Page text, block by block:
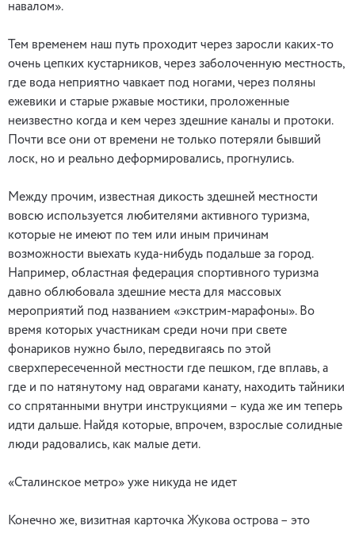
навалом».
Тем временем наш путь проходит через заросли каких-то
очень цепких кустарников, через заболоченную местность,
где вода неприятно чавкает под ногами, через поляны
ежевики и старые ржавые мостики, проложенные
неизвестно когда и кем через здешние каналы и протоки.
Почти все они от времени не только потеряли бывший
лоск, но и реально деформировались, прогнулись.
Между прочим, известная дикость здешней местности
вовсю используется любителями активного туризма,
которые не имеют по тем или иным причинам
возможности выехать куда-нибудь подальше за город.
Например, областная федерация спортивного туризма
давно облюбовала здешние места для массовых
мероприятий под названием «экстрим-марафоны». Во
время которых участникам среди ночи при свете
фонариков нужно было, передвигаясь по этой
сверхпересеченной местности где пешком, где вплавь, а
где и по натянутому над оврагами канату, находить тайники
со спрятанными внутри инструкциями – куда же им теперь
идти дальше. Найдя которые, впрочем, взрослые солидные
люди радовались, как малые дети.
«Сталинское метро» уже никуда не идет
Конечно же, визитная карточка Жукова острова – это